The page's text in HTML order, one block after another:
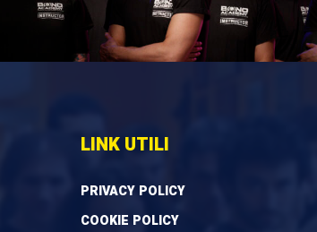
LINK UTILI
PRIVACY POLICY
COOKIE POLICY